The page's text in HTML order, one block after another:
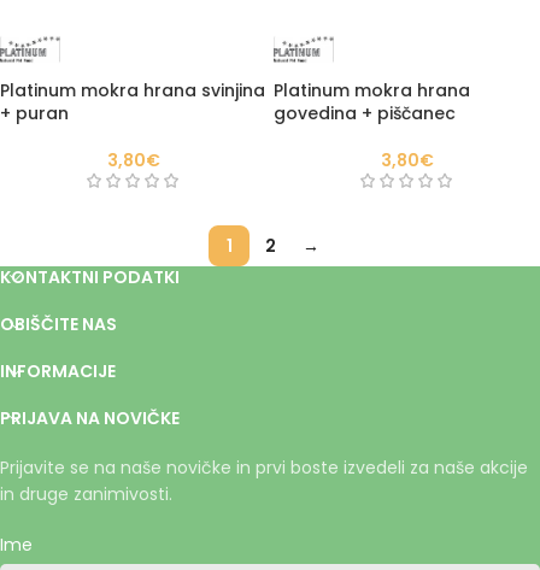
Platinum mokra hrana svinjina
+ puran
3,80€
Platinum mokra hrana
govedina + piščanec
3,80€
1 2
→
KONTAKTNI PODATKI
OBIŠČITE NAS
INFORMACIJE
PRIJAVA NA NOVIČKE
Prijavite se na naše novičke in prvi boste izvedeli za naše akcije
in druge zanimivosti.
Ime